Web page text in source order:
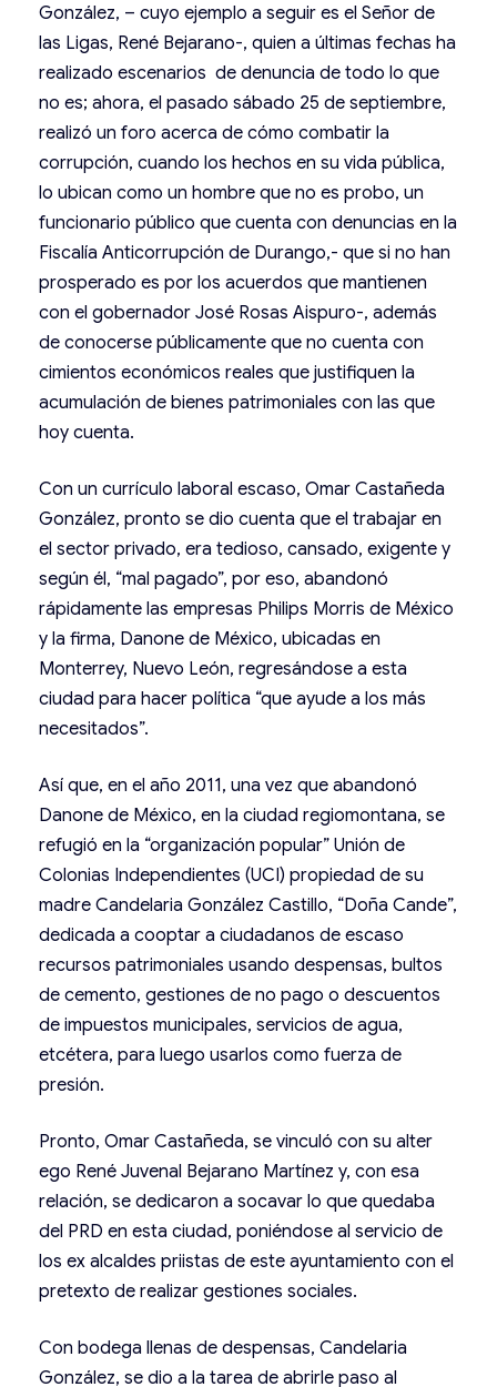
González, – cuyo ejemplo a seguir es el Señor de
las Ligas, René Bejarano-, quien a últimas fechas ha
realizado escenarios de denuncia de todo lo que
no es; ahora, el pasado sábado 25 de septiembre,
realizó un foro acerca de cómo combatir la
corrupción, cuando los hechos en su vida pública,
lo ubican como un hombre que no es probo, un
funcionario público que cuenta con denuncias en la
Fiscalía Anticorrupción de Durango,- que si no han
prosperado es por los acuerdos que mantienen
con el gobernador José Rosas Aispuro-, además
de conocerse públicamente que no cuenta con
cimientos económicos reales que justifiquen la
acumulación de bienes patrimoniales con las que
hoy cuenta.
Con un currículo laboral escaso, Omar Castañeda
González, pronto se dio cuenta que el trabajar en
el sector privado, era tedioso, cansado, exigente y
según él, “mal pagado”, por eso, abandonó
rápidamente las empresas Philips Morris de México
y la firma, Danone de México, ubicadas en
Monterrey, Nuevo León, regresándose a esta
ciudad para hacer política “que ayude a los más
necesitados”.
Así que, en el año 2011, una vez que abandonó
Danone de México, en la ciudad regiomontana, se
refugió en la “organización popular” Unión de
Colonias Independientes (UCI) propiedad de su
madre Candelaria González Castillo, “Doña Cande”,
dedicada a cooptar a ciudadanos de escaso
recursos patrimoniales usando despensas, bultos
de cemento, gestiones de no pago o descuentos
de impuestos municipales, servicios de agua,
etcétera, para luego usarlos como fuerza de
presión.
Pronto, Omar Castañeda, se vinculó con su alter
ego René Juvenal Bejarano Martínez y, con esa
relación, se dedicaron a socavar lo que quedaba
del PRD en esta ciudad, poniéndose al servicio de
los ex alcaldes priistas de este ayuntamiento con el
pretexto de realizar gestiones sociales.
Con bodega llenas de despensas, Candelaria
González, se dio a la tarea de abrirle paso al